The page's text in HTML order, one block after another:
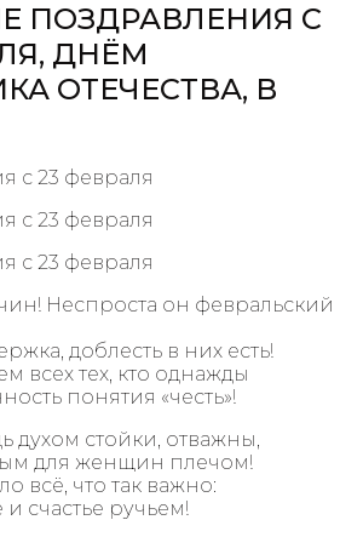
ПОЗДРАВЛЕНИЯ С
ДНЁМ
ОТЕЧЕСТВА, В
Неспроста он февральский
доблесть в них есть!
всех тех, кто однажды
понятия «честь»!
духом стойки, отважны,
для женщин плечом!
всё, что так важно:
счастье ручьем!